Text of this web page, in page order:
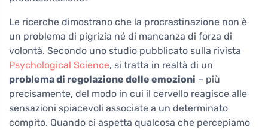
Le ricerche dimostrano che la procrastinazione non è
un problema di pigrizia né di mancanza di forza di
volontà. Secondo uno studio pubblicato sulla rivista
Psychological Science, si tratta in realtà di un
problema di regolazione delle emozioni – più
precisamente, del modo in cui il cervello reagisce alle
sensazioni spiacevoli associate a un determinato
compito. Quando ci aspetta qualcosa che percepiamo